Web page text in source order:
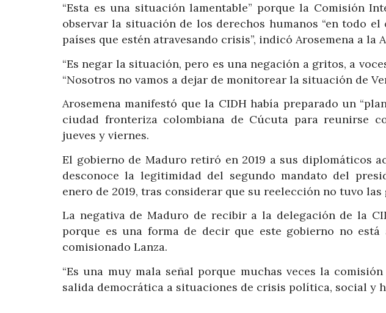
“Esta es una situación lamentable” porque la Comisión
observar la situación de los derechos humanos “en todo
países que estén atravesando crisis”, indicó Arosemena a la
“Es negar la situación, pero es una negación a gritos, a
“Nosotros no vamos a dejar de monitorear la situación de
Arosemena manifestó que la CIDH había preparado un
ciudad fronteriza colombiana de Cúcuta para reunirse
jueves y viernes.
El gobierno de Maduro retiró en 2019 a sus diplomáticos
desconoce la legitimidad del segundo mandato del
enero de 2019, tras considerar que su reelección no tuvo las
La negativa de Maduro de recibir a la delegación de la
porque es una forma de decir que este gobierno no
comisionado Lanza.
“Es una muy mala señal porque muchas veces la
salida democrática a situaciones de crisis política, social y